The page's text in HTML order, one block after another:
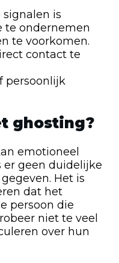
is
te ondernemen
te voorkomen.
contact te
persoonlijk
ghosting?
emotioneel
er geen duidelijke
Het is
dat het
persoon die
niet te veel
over hun